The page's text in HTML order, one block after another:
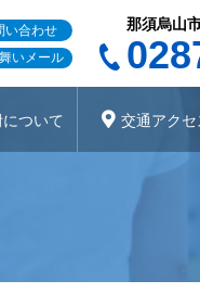
合わせ
いメール
那須烏山
ついて 交通アクセ